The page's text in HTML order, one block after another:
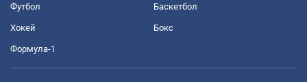
Футбол Баскетбол
Хокей Бокс
Формула-1